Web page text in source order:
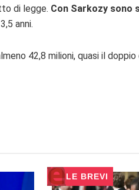
di legge. Con Sarkozy sono
anni.
42,8 milioni, quasi il
LE BREVI